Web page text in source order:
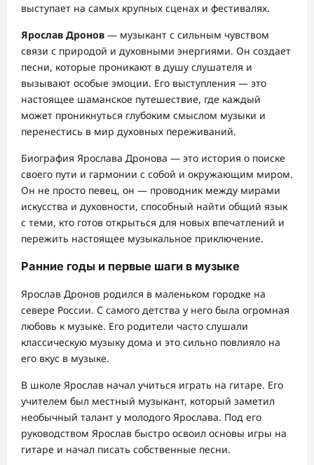
выступает на самых крупных сценах и фестивалях.
Ярослав Дронов — музыкант с сильным чувством
связи с природой и духовными энергиями. Он создает
песни, которые проникают в душу слушателя и
вызывают особые эмоции. Его выступления — это
настоящее шаманское путешествие, где каждый
может проникнуться глубоким смыслом музыки и
перенестись в мир духовных переживаний.
Биография Ярослава Дронова — это история о поиске
своего пути и гармонии с собой и окружающим миром.
Он не просто певец, он — проводник между мирами
искусства и духовности, способный найти общий язык
с теми, кто готов открыться для новых впечатлений и
пережить настоящее музыкальное приключение.
Ранние годы и первые шаги в музыке
Ярослав Дронов родился в маленьком городке на
севере России. С самого детства у него была огромная
любовь к музыке. Его родители часто слушали
классическую музыку дома и это сильно повлияло на
его вкус в музыке.
В школе Ярослав начал учиться играть на гитаре. Его
учителем был местный музыкант, который заметил
необычный талант у молодого Ярослава. Под его
руководством Ярослав быстро освоил основы игры на
гитаре и начал писать собственные песни.